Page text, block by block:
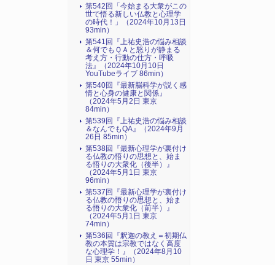
第542回「今始まる大衆がこの
世で悟る新しい仏教と心理学
の時代！」（2024年10月13日
93min）
第541回『上祐史浩の悩み相談
＆何でもＱＡと怒りが静まる
考え方・行動の仕方・呼吸
法』（2024年10月10日
YouTubeライブ 86min）
第540回『最新脳科学が説く感
情と心身の健康と関係』
（2024年5月2日 東京
84min）
第539回『上祐史浩の悩み相談
＆なんでもQA』（2024年9月
26日 85min）
第538回『最新心理学が裏付け
る仏教の悟りの思想と、始ま
る悟りの大衆化（後半）』
（2024年5月1日 東京
96min）
第537回『最新心理学が裏付け
る仏教の悟りの思想と、始ま
る悟りの大衆化（前半）』
（2024年5月1日 東京
74min）
第536回『釈迦の教え＝初期仏
教の本質は宗教ではなく高度
な心理学！』（2024年8月10
日 東京 55min）